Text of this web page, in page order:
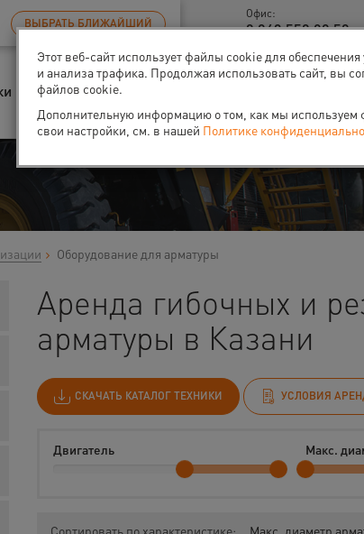
ВЫБРАТЬ БЛИЖАЙШИЙ
Офис:
8 843 558 09 58
Запчасти
Оборудование для арматуры
Аренда гибочных и
арматуры в Казани
СКАЧАТЬ КАТАЛОГ ТЕХНИКИ УСЛОВИЯ
Двигатель Макс.
Этот веб-сайт использует файлы cookie для
и анализа трафика. Продолжая использовать сайт, вы
файлов cookie.
Дополнительную информацию о том, как мы используем
свои настройки, см. в нашей Политике